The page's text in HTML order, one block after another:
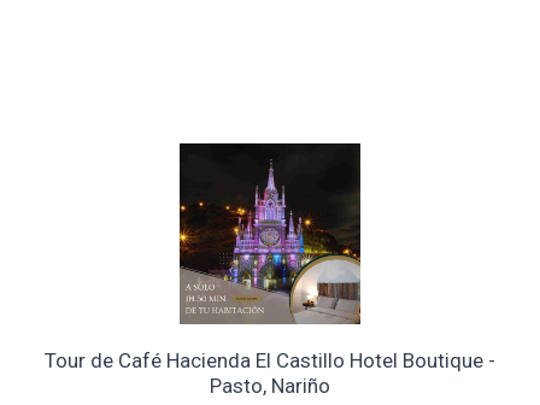
Tour de Café Hacienda El Castillo Hotel Boutique -
Pasto, Nariño